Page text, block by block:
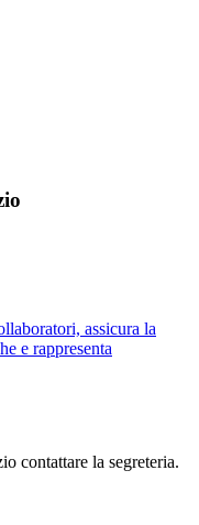
assicura la
e rappresenta
contattare la segreteria.